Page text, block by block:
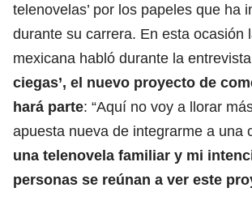
telenovelas’ por los papeles que ha
durante su carrera. En esta ocasión
mexicana habló durante la
ciegas’, el nuevo proyecto de
hará parte: “Aquí no voy a llorar
apuesta nueva de integrarme a una
una telenovela familiar y mi
personas se reúnan a ver este